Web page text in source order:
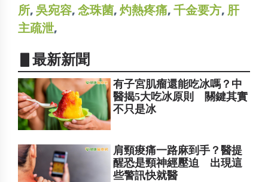
所, 吳宛容, 念珠菌, 灼熱疼痛, 千金要方, 肝
主疏泄,
▋最新新聞
有子宮肌瘤還能吃冰嗎？中
醫揭5大吃冰原則 關鍵其實
不只是冰
肩頸痠痛一路麻到手？醫提
醒恐是頸神經壓迫 出現這
些警訊快就醫